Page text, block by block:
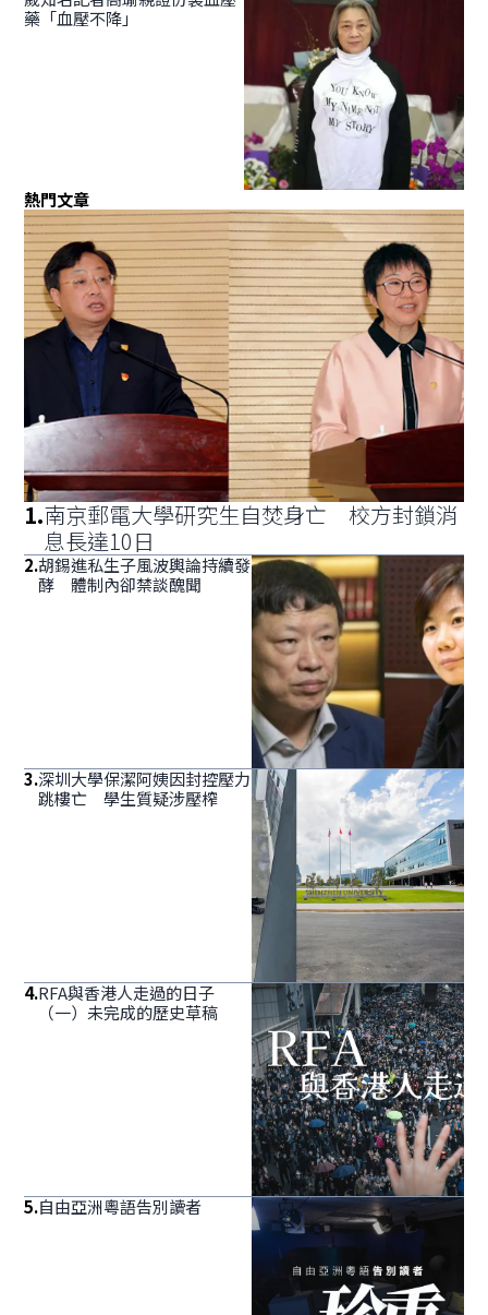
藥「血壓不降」
熱門文章
1.南京郵電大學研究生自焚身亡 校方封鎖消
息長達10日
2.胡錫進私生子風波輿論持續發
酵 體制內卻禁談醜聞
3.深圳大學保潔阿姨因封控壓力
跳樓亡 學生質疑涉壓榨
4.RFA與香港人走過的日子
（一）未完成的歷史草稿
5.自由亞洲粵語告別讀者